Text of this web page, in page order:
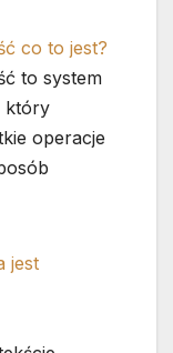
co to jest?
to system
który
operacje
jest